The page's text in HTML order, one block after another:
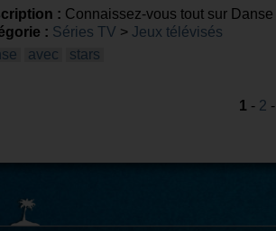
: Connaissez-vous tout sur
: Séries TV > Jeux télévisés
avec stars
1 - 2